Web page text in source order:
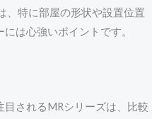
、特に部屋の形状や設置位置
は心強いポイントです。
されるMRシリーズは、比較